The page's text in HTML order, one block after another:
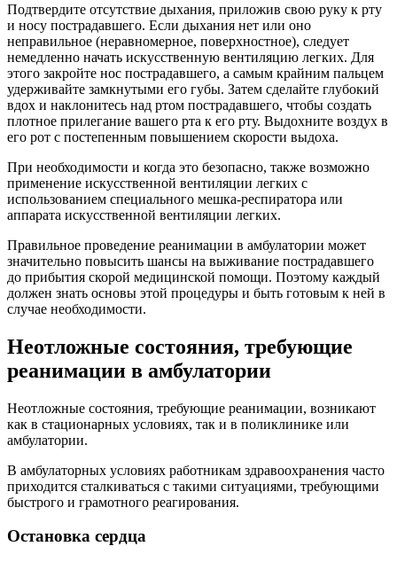
Подтвердите отсутствие дыхания, приложив свою руку к рту
и носу пострадавшего. Если дыхания нет или оно
неправильное (неравномерное, поверхностное), следует
немедленно начать искусственную вентиляцию легких. Для
этого закройте нос пострадавшего, а самым крайним пальцем
удерживайте замкнутыми его губы. Затем сделайте глубокий
вдох и наклонитесь над ртом пострадавшего, чтобы создать
плотное прилегание вашего рта к его рту. Выдохните воздух в
его рот с постепенным повышением скорости выдоха.
При необходимости и когда это безопасно, также возможно
применение искусственной вентиляции легких с
использованием специального мешка-респиратора или
аппарата искусственной вентиляции легких.
Правильное проведение реанимации в амбулатории может
значительно повысить шансы на выживание пострадавшего
до прибытия скорой медицинской помощи. Поэтому каждый
должен знать основы этой процедуры и быть готовым к ней в
случае необходимости.
Неотложные состояния, требующие
реанимации в амбулатории
Неотложные состояния, требующие реанимации, возникают
как в стационарных условиях, так и в поликлинике или
амбулатории.
В амбулаторных условиях работникам здравоохранения часто
приходится сталкиваться с такими ситуациями, требующими
быстрого и грамотного реагирования.
Остановка сердца